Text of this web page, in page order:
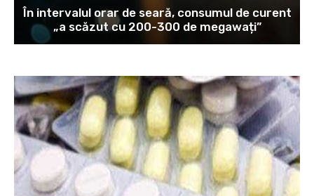
În intervalul orar de seară, consumul de curent
„a scăzut cu 200-300 de megawați”